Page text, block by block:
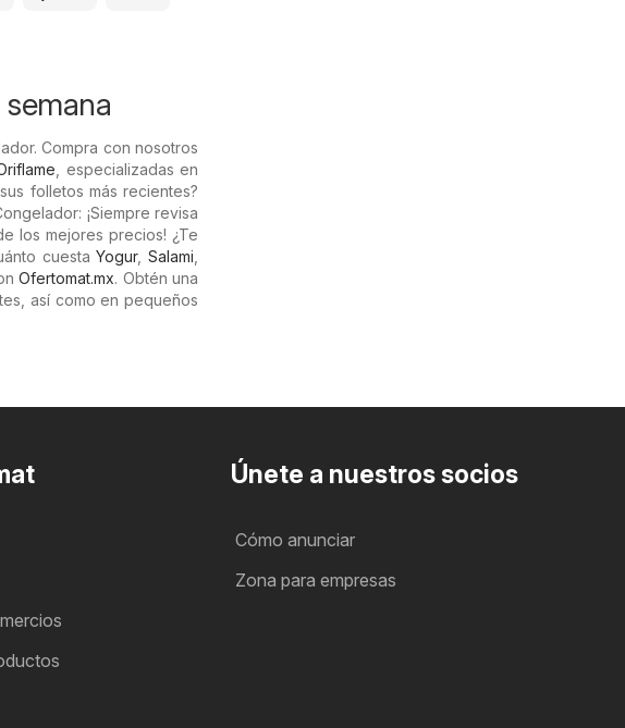
Compra con nosotros
, especializadas en
folletos más recientes?
¡Siempre revisa
los mejores precios! ¿Te
cuestaYogur,Salami
Ofertomat.mx. Obtén una
así como en pequeños
Únete a nuestros socios
Cómo anunciar
Zona para empresas